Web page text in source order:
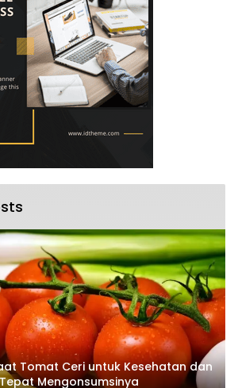
Tomat Ceri untuk Kesehatan dan
Mengonsumsinya